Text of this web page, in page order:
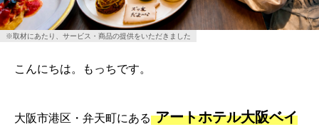
※取材にあたり、サービス・商品の提供をいただきました
こんにちは。もっちです。
大阪市港区・弁天町にあるアートホテル大阪ベイ